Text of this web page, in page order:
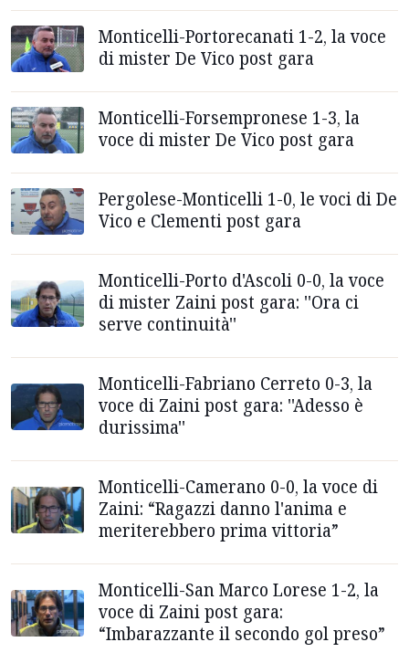
Monticelli-Portorecanati 1-2, la voce
di mister De Vico post gara
Monticelli-Forsempronese 1-3, la
voce di mister De Vico post gara
Pergolese-Monticelli 1-0, le voci di De
Vico e Clementi post gara
Monticelli-Porto d'Ascoli 0-0, la voce
di mister Zaini post gara: ''Ora ci
serve continuità''
Monticelli-Fabriano Cerreto 0-3, la
voce di Zaini post gara: ''Adesso è
durissima''
Monticelli-Camerano 0-0, la voce di
Zaini: “Ragazzi danno l'anima e
meriterebbero prima vittoria”
Monticelli-San Marco Lorese 1-2, la
voce di Zaini post gara:
“Imbarazzante il secondo gol preso”